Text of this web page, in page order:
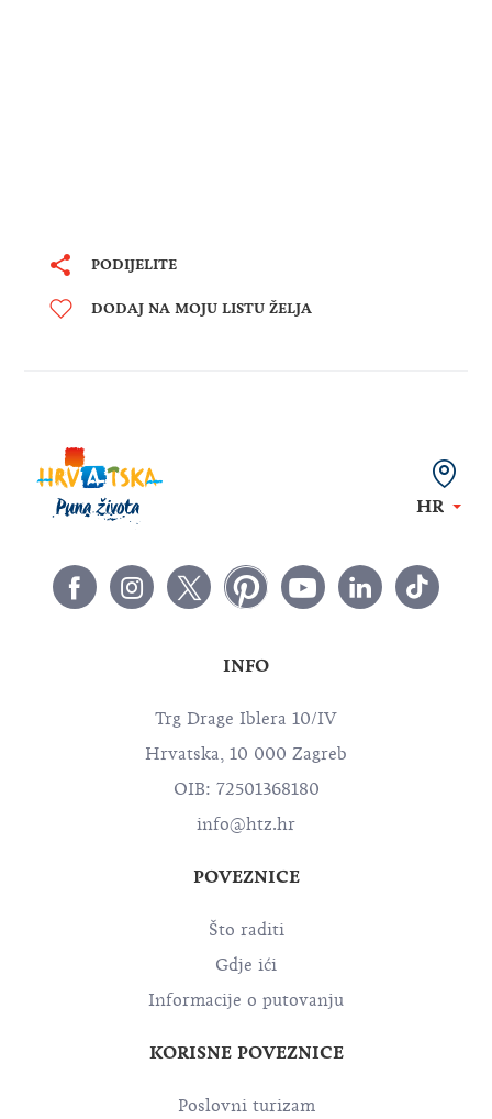
PODIJELITE
DODAJ NA MOJU LISTU ŽELJA
HR
INFO
Trg Drage Iblera 10/IV
Hrvatska, 10 000 Zagreb
OIB: 72501368180
info@htz.hr
POVEZNICE
Što raditi
Gdje ići
Informacije o putovanju
KORISNE POVEZNICE
Poslovni turizam